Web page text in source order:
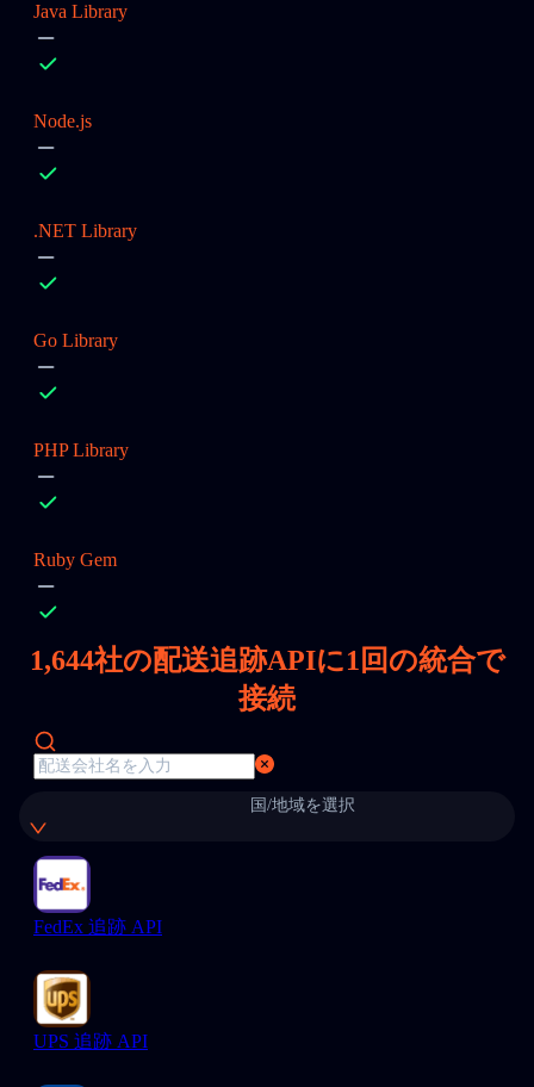
Java Library
Node.js
.NET Library
Go Library
PHP Library
Ruby Gem
1,644社の配送追跡APIに1回の統合で
接続
国/地域を選択
FedEx 追跡 API
UPS 追跡 API